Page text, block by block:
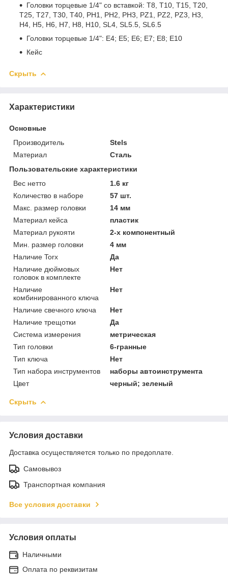
Головки торцевые 1/4" со вставкой: Т8, Т10, Т15, Т20,
Т25, Т27, Т30, T40, PH1, PH2, PH3, PZ1, PZ2, PZ3, H3,
H4, H5, H6, H7, H8, H10, SL4, SL5.5, SL6.5
Головки торцевые 1/4": E4; E5; E6; E7; E8; E10
Кейс
Скрыть
Характеристики
Основные
Производитель
Stels
Материал
Сталь
Пользовательские характеристики
Вес нетто
1.6 кг
Количество в наборе
57 шт.
Макс. размер головки
14 мм
Материал кейса
пластик
Материал рукояти
2-х компонентный
Мин. размер головки
4 мм
Наличие Torx
Да
Наличие дюймовых
головок в комплекте
Нет
Наличие
комбинированного ключа
Нет
Наличие свечного ключа
Нет
Наличие трещотки
Да
Система измерения
метрическая
Тип головки
6-гранные
Тип ключа
Нет
Тип набора инструментов
наборы автоинструмента
Цвет
черный; зеленый
Скрыть
Условия доставки
Доставка осуществляется только по предоплате.
Самовывоз
Транспортная компания
Все условия доставки
Условия оплаты
Наличными
Оплата по реквизитам